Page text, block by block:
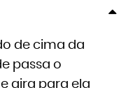
de cima da
passa o
gira para ela